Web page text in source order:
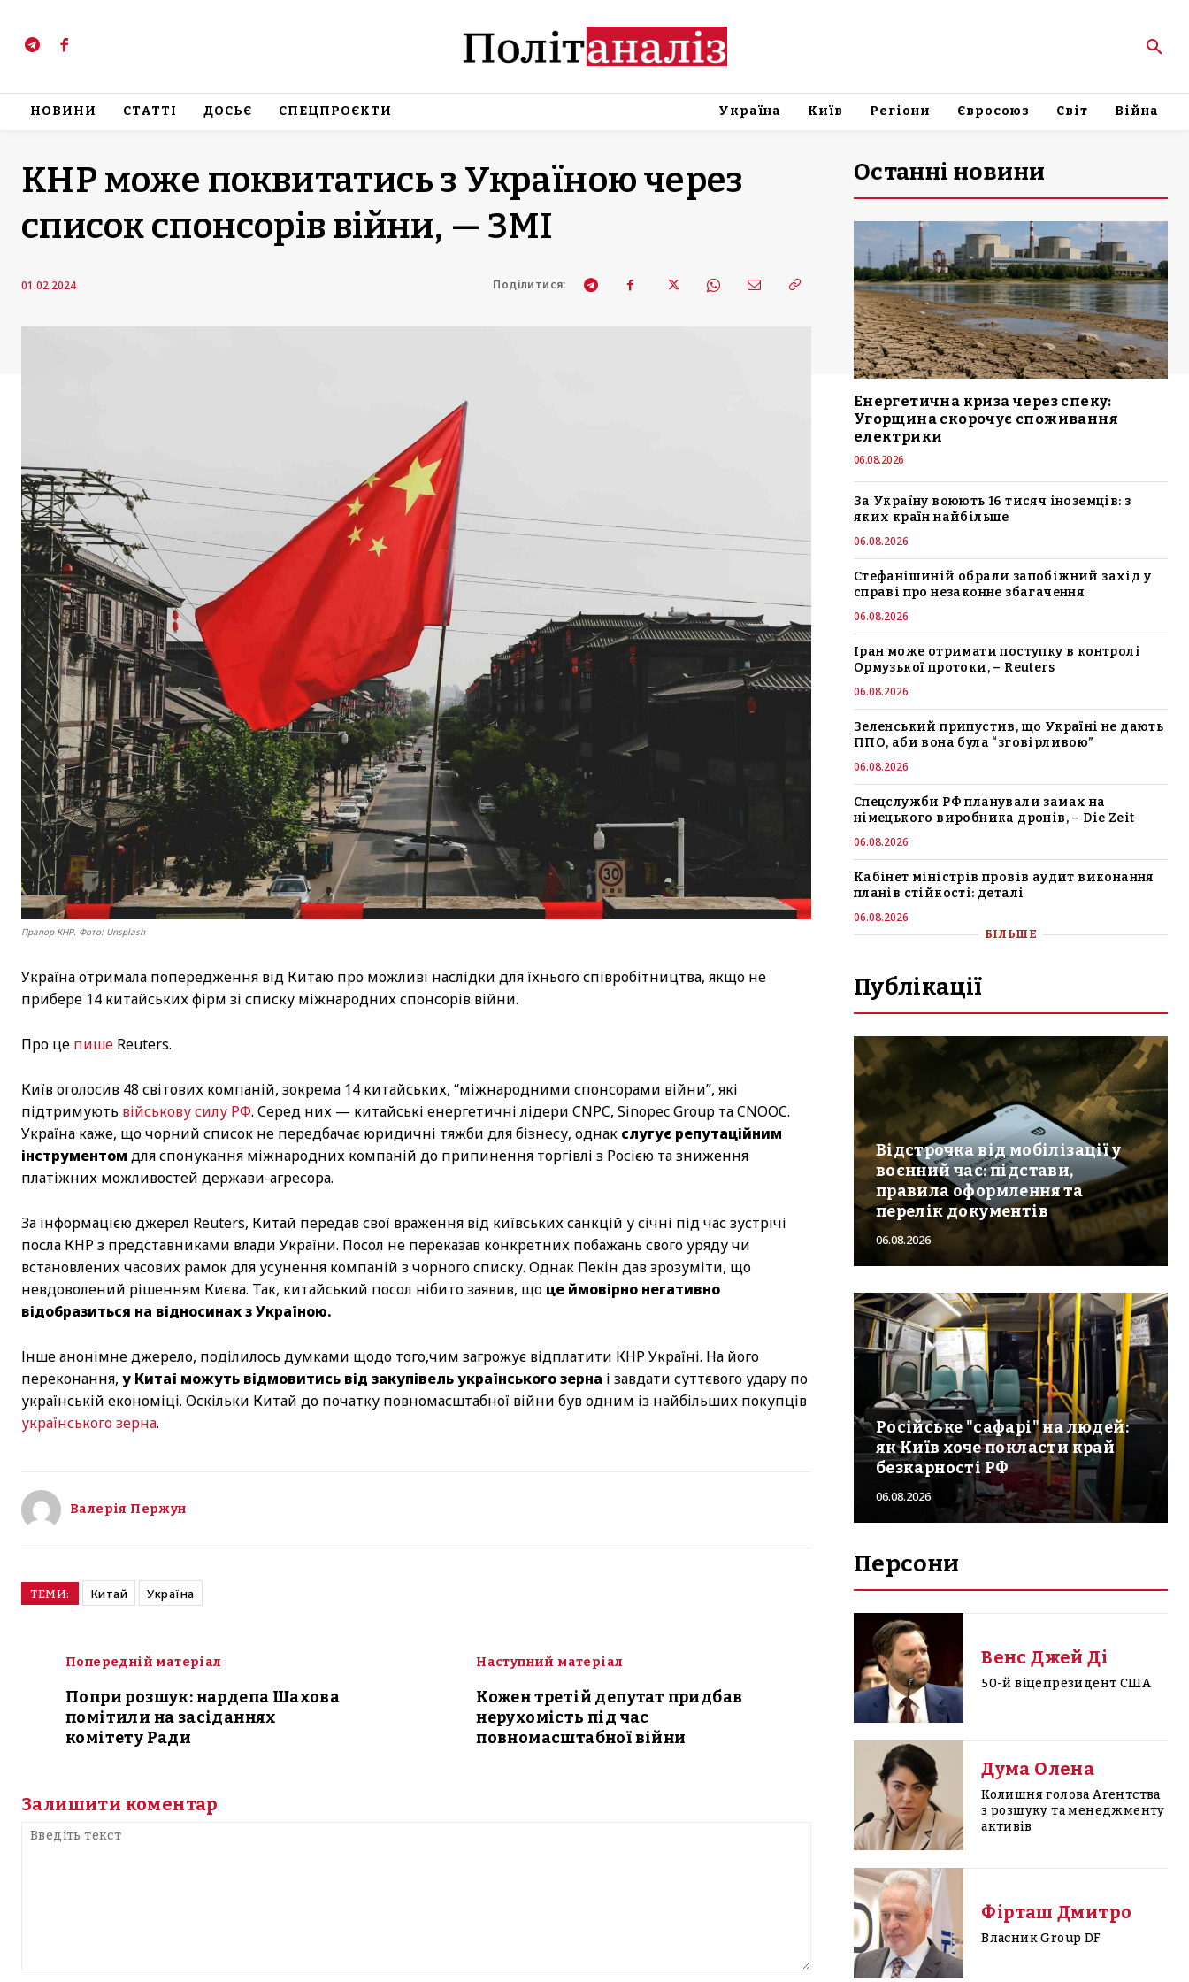
НОВИНИ СТАТТІ ДОСЬЄ СПЕЦПРОЄКТИ Україна Київ Регіони Євросоюз Світ Війна
КНР може поквитатись з Україною через
список спонсорів війни, — ЗМІ
01.02.2024 Поділитися:
Прапор КНР. Фото: Unsplash
Україна отримала попередження від Китаю про можливі наслідки для їхнього співробітництва, якщо не
прибере 14 китайських фірм зі списку міжнародних спонсорів війни.
Про це пише Reuters.
Київ оголосив 48 світових компаній, зокрема 14 китайських, “міжнародними спонсорами війни”, які
підтримують військову силу РФ. Серед них — китайські енергетичні лідери CNPC, Sinopec Group та CNOOC.
Україна каже, що чорний список не передбачає юридичні тяжби для бізнесу, однак слугує репутаційним
інструментом для спонукання міжнародних компаній до припинення торгівлі з Росією та зниження
платіжних можливостей держави-агресора.
За інформацією джерел Reuters, Китай передав свої враження від київських санкцій у січні під час зустрічі
посла КНР з представниками влади України. Посол не переказав конкретних побажань свого уряду чи
встановлених часових рамок для усунення компаній з чорного списку. Однак Пекін дав зрозуміти, що
невдоволений рішенням Києва. Так, китайський посол нібито заявив, що це ймовірно негативно
відобразиться на відносинах з Україною.
Інше анонімне джерело, поділилось думками щодо того,чим загрожує відплатити КНР Україні. На його
переконання, у Китаї можуть відмовитись від закупівель українського зерна і завдати суттєвого удару по
українській економіці. Оскільки Китай до початку повномасштабної війни був одним із найбільших покупців
українського зерна.
Валерія Пержун
ТЕМИ: Китай Україна
Попередній матеріал
Попри розшук: нардепа Шахова
помітили на засіданнях
комітету Ради
Наступний матеріал
Кожен третій депутат придбав
нерухомість під час
повномасштабної війни
Залишити коментар
Останні новини
Енергетична криза через спеку:
Угорщина скорочує споживання
електрики
06.08.2026
За Україну воюють 16 тисяч іноземців: з
яких країн найбільше
06.08.2026
Стефанішиній обрали запобіжний захід у
справі про незаконне збагачення
06.08.2026
Іран може отримати поступку в контролі
Ормузької протоки, – Reuters
06.08.2026
Зеленський припустив, що Україні не дають
ППО, аби вона була “зговірливою”
06.08.2026
Спецслужби РФ планували замах на
німецького виробника дронів, – Die Zeit
06.08.2026
Кабінет міністрів провів аудит виконання
планів стійкості: деталі
06.08.2026
БІЛЬШЕ
Публікації
Відстрочка від мобілізації у
воєнний час: підстави,
правила оформлення та
перелік документів
06.08.2026
Російське "сафарі" на людей:
як Київ хоче покласти край
безкарності РФ
06.08.2026
Персони
Венс Джей Ді
50-й віцепрезидент США
Дума Олена
Колишня голова Агентства
з розшуку та менеджменту
активів
Фірташ Дмитро
Власник Group DF